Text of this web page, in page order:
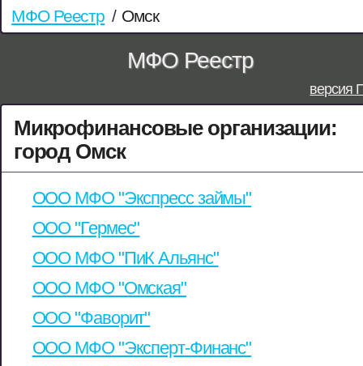
МФО Реестр / Омск
МФО Реестр
версия
Микрофинансовые организации:
город Омск
ООО МФО "Экспресс займы"
ООО "Гермес"
ООО МФО "ПиК Альянс"
ООО МФО "Омская"
ООО "Фаворит"
ООО МФО "Эксперт-Финанс"